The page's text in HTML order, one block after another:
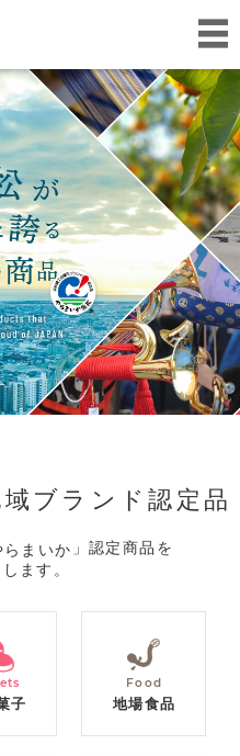
ブランド認定品
らまいか 」認定商品を
ます。
子
Food
地場食品